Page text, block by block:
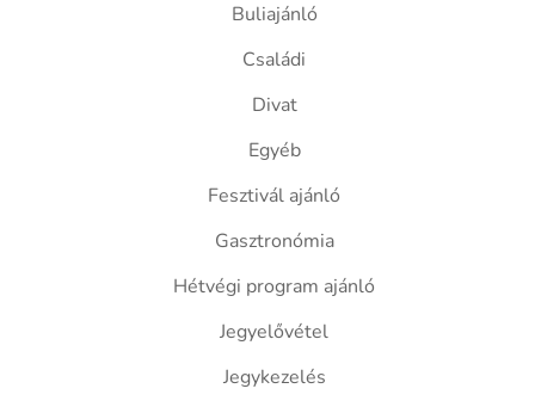
Buliajánló
Családi
Divat
Egyéb
Fesztivál ajánló
Gasztronómia
Hétvégi program ajánló
Jegyelővétel
Jegykezelés